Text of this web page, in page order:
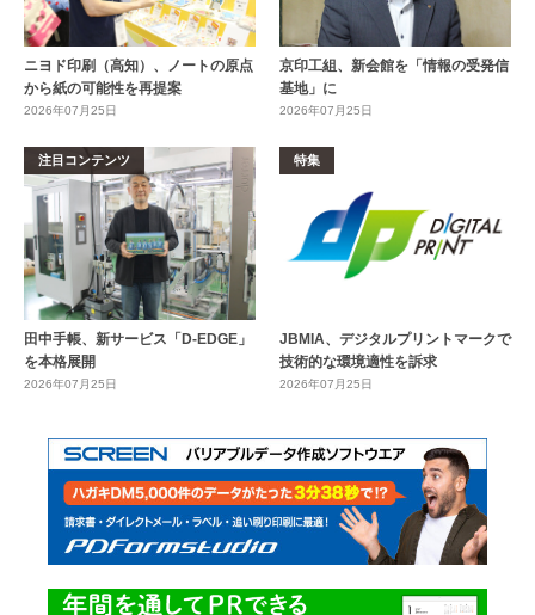
ニヨド印刷（高知）、ノートの原点
から紙の可能性を再提案
2026年07月25日
京印工組、新会館を「情報の受発信
基地」に
2026年07月25日
注目コンテンツ
田中手帳、新サービス「D-EDGE」
を本格展開
2026年07月25日
特集
JBMIA、デジタルプリントマークで
技術的な環境適性を訴求
2026年07月25日